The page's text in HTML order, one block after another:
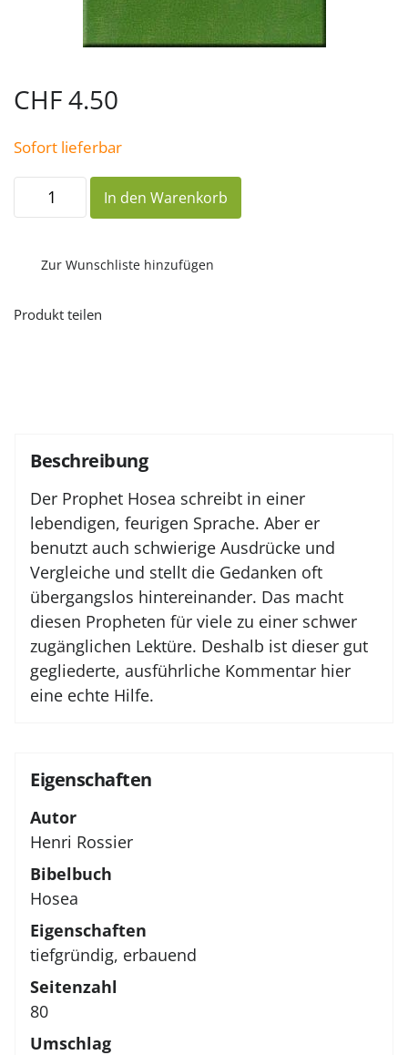
CHF4.50
Sofort lieferbar
Betrachtungen
über
das
Propheten
In den Warenkorb
Zur Wunschliste hinzufügen
Produkt teilen
Beschreibung
Der Prophet Hosea schreibt in einer
lebendigen, feurigen Sprache. Aber er
benutzt auch schwierige Ausdrücke und
Vergleiche und stellt die Gedanken oft
übergangslos hintereinander. Das macht
diesen Propheten für viele zu einer schwer
zugänglichen Lektüre. Deshalb ist dieser gut
gegliederte, ausführliche Kommentar hier
eine echte Hilfe.
Eigenschaften
Autor
Henri Rossier
Bibelbuch
Hosea
Eigenschaften
tiefgründig, erbauend
Seitenzahl
80
Umschlag